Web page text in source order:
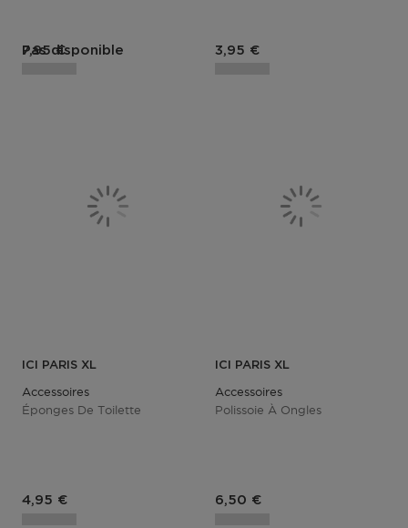
Pas disponible
Prix du produit
7,95 € Prix du produit
3,95 €
ICI PARIS XL
Accessoires
Éponges De Toilette
Prix du produit
4,95 €
ICI PARIS XL
Accessoires
Polissoie À Ongles
Prix du produit
6,50 €